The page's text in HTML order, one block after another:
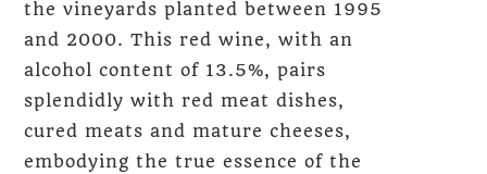
the vineyards planted between 1995
and 2000. This red wine, with an
alcohol content of 13.5%, pairs
splendidly with red meat dishes,
cured meats and mature cheeses,
embodying the true essence of the